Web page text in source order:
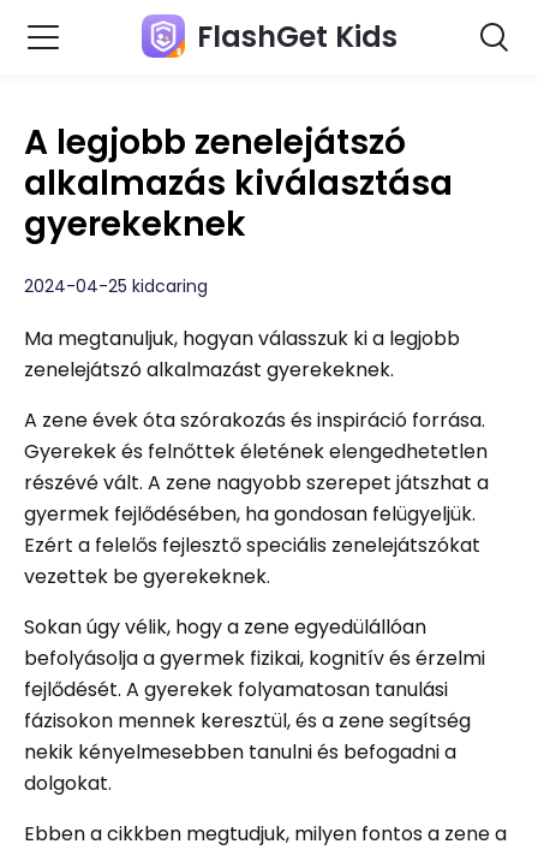
FlashGet Kids
A legjobb zenelejátszó
alkalmazás kiválasztása
gyerekeknek
2024-04-25 kidcaring
Ma megtanuljuk, hogyan válasszuk ki a legjobb
zenelejátszó alkalmazást gyerekeknek.
A zene évek óta szórakozás és inspiráció forrása.
Gyerekek és felnőttek életének elengedhetetlen
részévé vált. A zene nagyobb szerepet játszhat a
gyermek fejlődésében, ha gondosan felügyeljük.
Ezért a felelős fejlesztő speciális zenelejátszókat
vezettek be gyerekeknek.
Sokan úgy vélik, hogy a zene egyedülállóan
befolyásolja a gyermek fizikai, kognitív és érzelmi
fejlődését. A gyerekek folyamatosan tanulási
fázisokon mennek keresztül, és a zene segítség
nekik kényelmesebben tanulni és befogadni a
dolgokat.
Ebben a cikkben megtudjuk, milyen fontos a zene a